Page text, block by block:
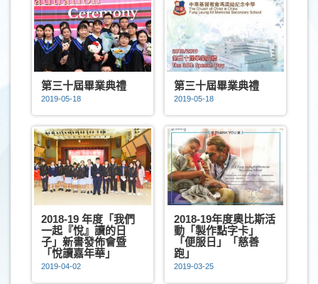
第三十屆畢業典禮
2019-05-18
第三十屆畢業典禮
2019-05-18
2018-19 年度「我們
一起『悅』讀的日
子」新書發佈會暨
「悅讀嘉年華」
2019-04-02
2018-19年度奧比斯活
動「製作點字卡」
「便服日」「慈善
跑」
2019-03-25